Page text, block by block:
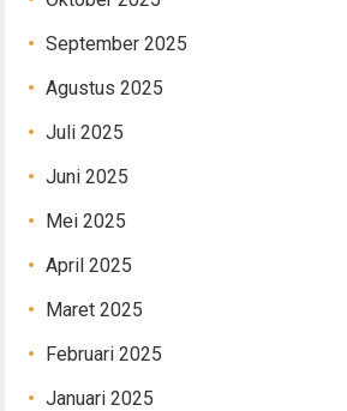
September 2025
Agustus 2025
Juli 2025
Juni 2025
Mei 2025
April 2025
Maret 2025
Februari 2025
Januari 2025